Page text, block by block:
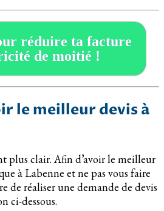
réduire ta facture
de moitié !
le meilleur devis à
plus clair. Afin d’avoir le meilleur
à Labenne et ne pas vous faire
de réaliser une demande de devis
ci-dessous.